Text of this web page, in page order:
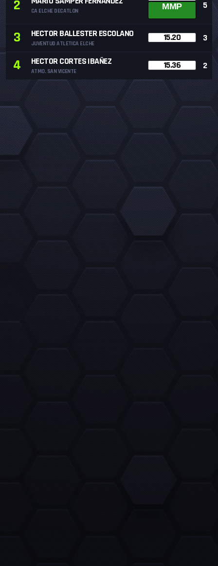
2 CA ELCHE DECATLON MMP 5
3 HECTOR BALLESTER ESCOLANO
JUVENTUD ATLETICA ELCHE
15.20 3
4 HECTOR CORTES IBAÑEZ
ATMO. SAN VICENTE
15.36 2